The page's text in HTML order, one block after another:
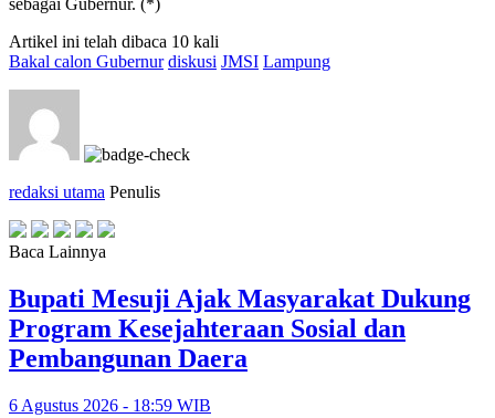
Artikel ini telah dibaca 10 kali
Bakal calon Gubernur diskusi JMSI Lampung
redaksi utama Penulis
Baca Lainnya
Bupati Mesuji Ajak Masyarakat Dukung
Program Kesejahteraan Sosial dan
Pembangunan Daera
6 Agustus 2026 - 18:59 WIB